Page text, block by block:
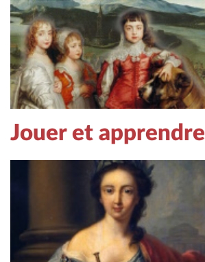
Jouer et apprendre